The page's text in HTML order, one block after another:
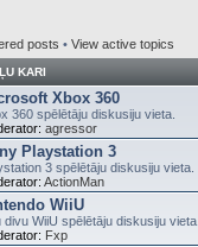
posts • View active topics
KARI
Xbox 360
360 spēlētāju diskusiju vieta.
agressor
Playstation 3
3 spēlētāju diskusiju vieta.
ActionMan
WiiU
divu WiiU spēlētāju diskusiju vieta.
Fxp